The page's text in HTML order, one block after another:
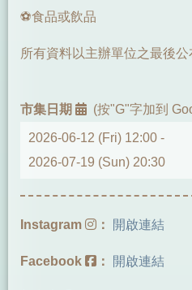
⚽食品或飲品
所有資料以主辦單位之最後公
市集日期 (按"G"字加到
2026-06-12 (Fri) 12:00 -
2026-07-19 (Sun) 20:30
Instagram ： 開啟連結
Facebook ： 開啟連結